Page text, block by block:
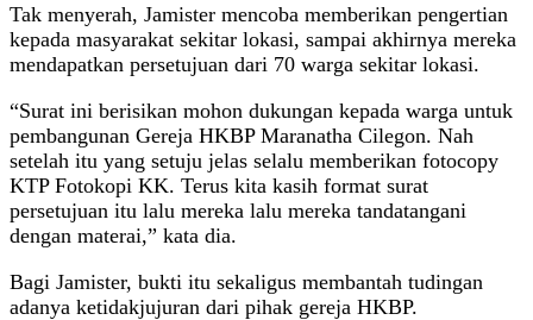
Tak menyerah, Jamister mencoba memberikan pengertian
kepada masyarakat sekitar lokasi, sampai akhirnya mereka
mendapatkan persetujuan dari 70 warga sekitar lokasi.
“Surat ini berisikan mohon dukungan kepada warga untuk
pembangunan Gereja HKBP Maranatha Cilegon. Nah
setelah itu yang setuju jelas selalu memberikan fotocopy
KTP Fotokopi KK. Terus kita kasih format surat
persetujuan itu lalu mereka lalu mereka tandatangani
dengan materai,” kata dia.
Bagi Jamister, bukti itu sekaligus membantah tudingan
adanya ketidakjujuran dari pihak gereja HKBP.